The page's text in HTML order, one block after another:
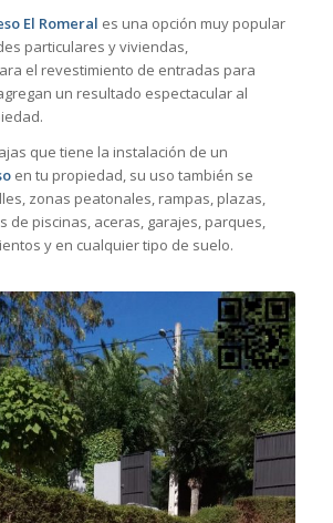
El Romeral es una opción muy popular
particulares y viviendas,
el revestimiento de entradas para
un resultado espectacular al
que tiene la instalación de un
en tu propiedad, su uso también se
zonas peatonales, rampas, plazas,
de piscinas, aceras, garajes, parques,
y en cualquier tipo de suelo.